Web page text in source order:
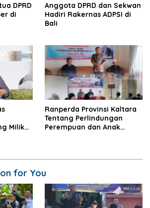
DPRD
di
Anggota DPRD dan Sekwan
Hadiri Rakernas ADPSI di
Bali
Milik
Ranperda Provinsi Kaltara
Tentang Perlindungan
Perempuan dan Anak
for You